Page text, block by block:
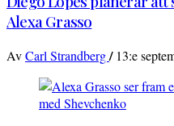
Alexa Grasso
AvCarl Strandberg/ 13:e